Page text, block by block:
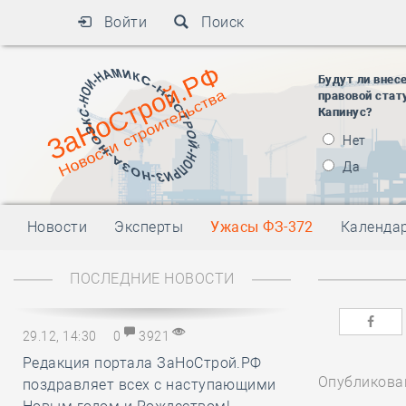
Войти Поиск
Будут ли
правовой
Капинус?
Нет
Да
Новости Эксперты Ужасы ФЗ-372
ПОСЛЕДНИЕ НОВОСТИ
29.12, 14:30 0 3921
Редакция портала ЗаНоСтрой.РФ
поздравляет всех с наступающими